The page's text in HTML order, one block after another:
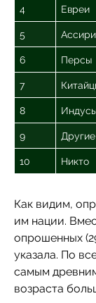
4 Евреи
5
6 Персы
7
8
9 Другие
10 Никто
Как видим,
им нации.
опрошенных
указала. По
самым
возраста